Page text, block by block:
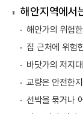
해안지역에서
해안가의 위험
집 근처에 위험
바닷가의 저지
교량은 안전한
선박을 묶거나